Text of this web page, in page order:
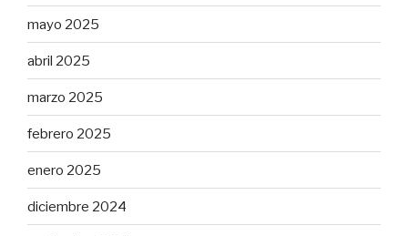
mayo 2025
abril 2025
marzo 2025
febrero 2025
enero 2025
diciembre 2024